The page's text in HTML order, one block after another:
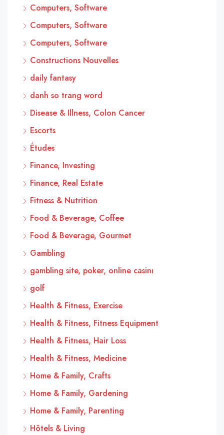
Computers, Software
Computers, Software
Computers, Software
Constructions Nouvelles
daily fantasy
danh so trang word
Disease & Illness, Colon Cancer
Escorts
Études
Finance, Investing
Finance, Real Estate
Fitness & Nutrition
Food & Beverage, Coffee
Food & Beverage, Gourmet
Gambling
gambling site, poker, online casinı
golf
Health & Fitness, Exercise
Health & Fitness, Fitness Equipment
Health & Fitness, Hair Loss
Health & Fitness, Medicine
Home & Family, Crafts
Home & Family, Gardening
Home & Family, Parenting
Hôtels & Living